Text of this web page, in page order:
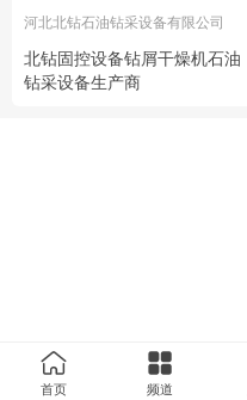
河北北钻石油钻采设备有限公司
北钻固控设备钻屑干燥机石油
钻采设备生产商
首页 频道